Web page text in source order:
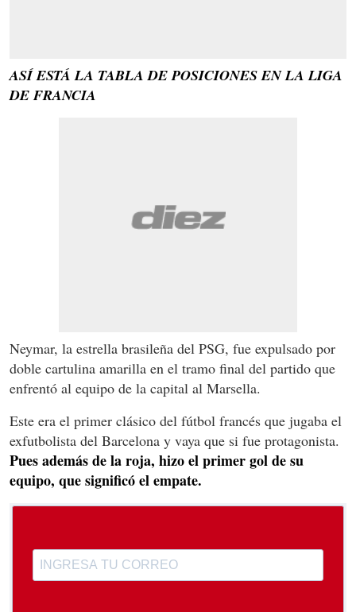
ASÍ ESTÁ LA TABLA DE POSICIONES EN LA LIGA
DE FRANCIA
Neymar, la estrella brasileña del PSG, fue expulsado por
doble cartulina amarilla en el tramo final del partido que
enfrentó al equipo de la capital al Marsella.
Este era el primer clásico del fútbol francés que jugaba el
exfutbolista del Barcelona y vaya que si fue protagonista.
Pues además de la roja, hizo el primer gol de su
equipo, que significó el empate.